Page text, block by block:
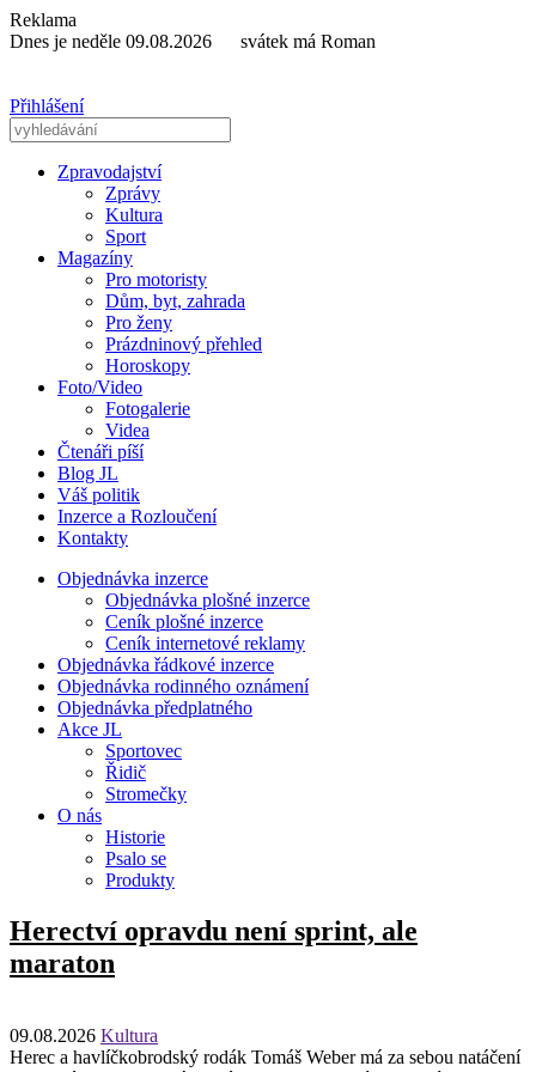
Reklama
Dnes je neděle 09.08.2026 svátek má Roman
Přihlášení
Zpravodajství
Zprávy
Kultura
Sport
Magazíny
Pro motoristy
Dům, byt, zahrada
Pro ženy
Prázdninový přehled
Horoskopy
Foto/Video
Fotogalerie
Videa
Čtenáři píší
Blog JL
Váš politik
Inzerce a Rozloučení
Kontakty
Objednávka inzerce
Objednávka plošné inzerce
Ceník plošné inzerce
Ceník internetové reklamy
Objednávka řádkové inzerce
Objednávka rodinného oznámení
Objednávka předplatného
Akce JL
Sportovec
Řidič
Stromečky
O nás
Historie
Psalo se
Produkty
Herectví opravdu není sprint, ale
maraton
09.08.2026 Kultura
Herec a havlíčkobrodský rodák Tomáš Weber má za sebou natáčení